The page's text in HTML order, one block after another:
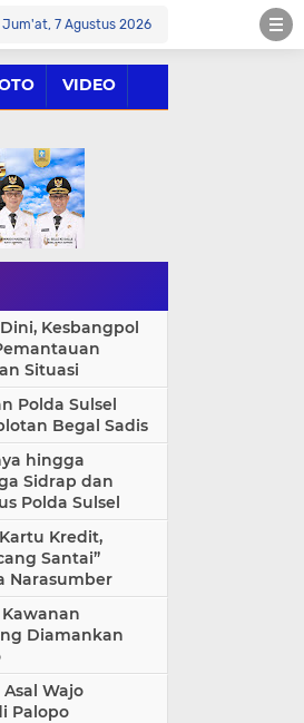
Jum'at, 7 Agustus 2026
VIDEO
Kesbangpol
Situasi
Polda Sulsel
Begal Sadis
hingga
Sidrap dan
Polda Sulsel
Kredit,
Santai”
Narasumber
Diamankan
Wajo
Palopo